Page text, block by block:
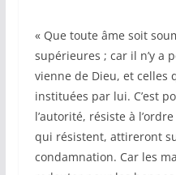
« Que toute âme soit
supérieures ; car il n’y a
vienne de Dieu, et celles
instituées par lui. C’est
l’autorité, résiste à
qui résistent, attireront
condamnation. Car les